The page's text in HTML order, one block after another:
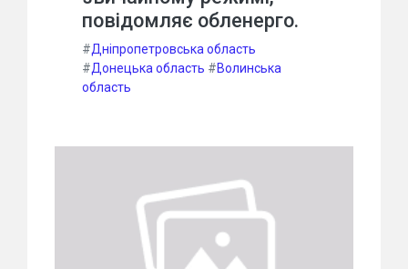
повідомляє обленерго.
#Дніпропетровська область
#Донецька область #Волинська
область